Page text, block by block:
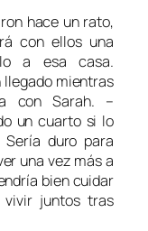
hace un rato,
con ellos una
a esa casa.
llegado mientras
con Sarah. –
un cuarto si lo
duro para
una vez más a
bien cuidar
vivir juntos tras